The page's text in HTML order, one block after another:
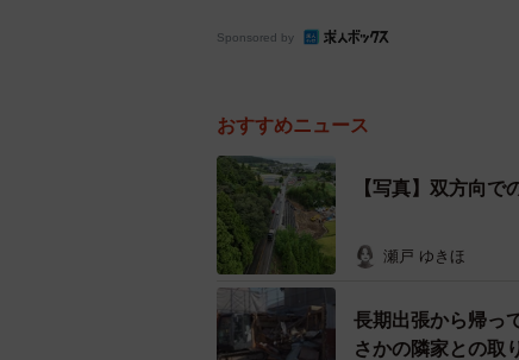
昇。その水が道路の下に流れ込ん
――24時間態勢の復旧工事だった
三輪：国道249号は能登地域の生
区間についても、近隣住民の日々
した。
Sponsored by
おすすめニュース
【写真】双方向で
瀬戸 ゆきほ
長期出張から帰っ
さかの隣家との取